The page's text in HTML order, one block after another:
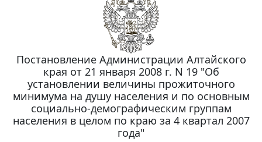
Постановление Администрации Алтайского
края от 21 января 2008 г. N 19 "Об
установлении величины прожиточного
минимума на душу населения и по основным
социально-демографическим группам
населения в целом по краю за 4 квартал 2007
года"